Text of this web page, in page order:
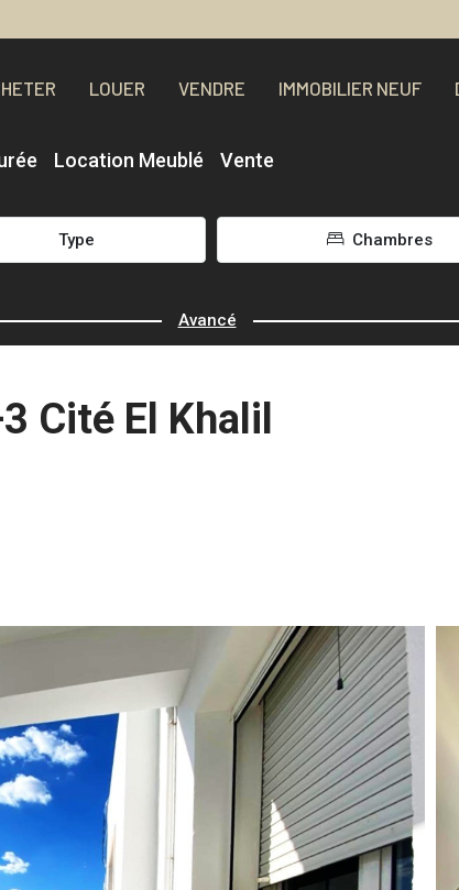
LOUER VENDRE IMMOBILIER NEUF
Location Meublé Vente
Type Chambres
Avancé
Cité El Khalil